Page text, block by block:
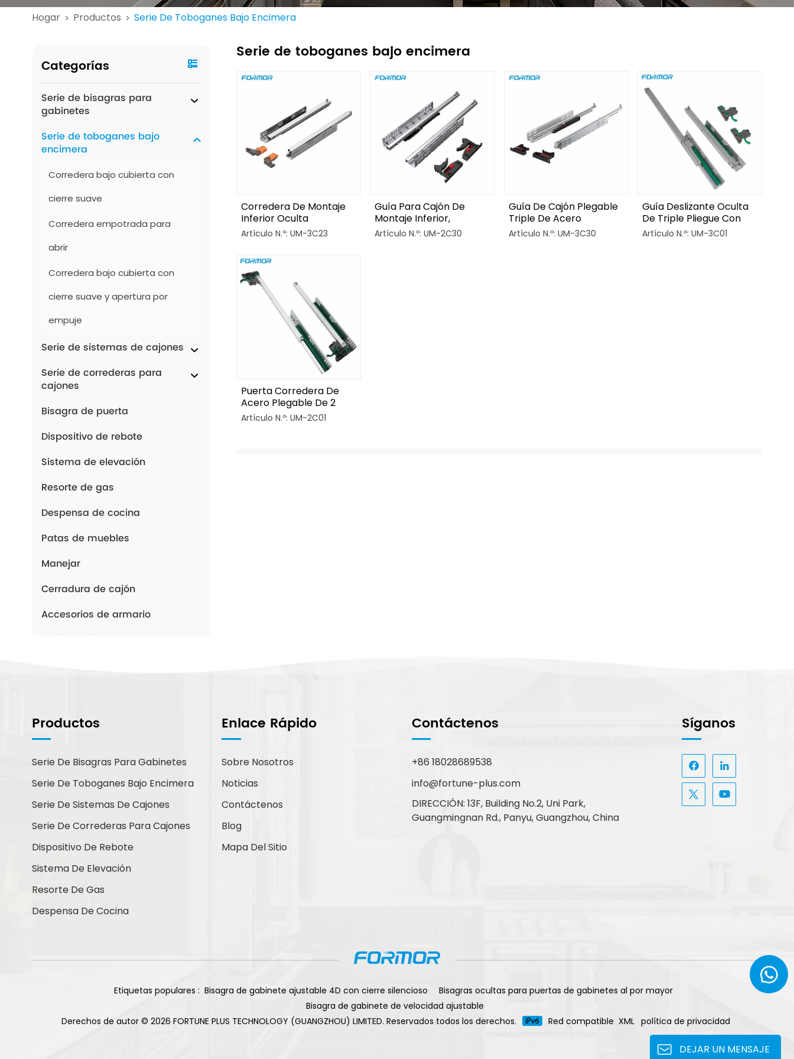
Hogar > Productos > Serie De Toboganes Bajo Encimera
Categorías
Serie de bisagras para
gabinetes
Serie de toboganes bajo
encimera
Corredera bajo cubierta con
cierre suave
Corredera empotrada para
abrir
Corredera bajo cubierta con
cierre suave y apertura por
empuje
Serie de sistemas de cajones
Serie de correderas para
cajones
Bisagra de puerta
Dispositivo de rebote
Sistema de elevación
Resorte de gas
Despensa de cocina
Patas de muebles
Manejar
Cerradura de cajón
Accesorios de armario
Pestillo y bisagra cruzada
Herrajes para puertas
corredizas
Percha de suspensión para
gabinete
Minicorrección
¿Cómo Podemos
Ayudarte?
que le resulte más cómoda.
Nuevos Productos
Serie de toboganes bajo encimera
Corredera De Montaje
Inferior Oculta
Sincronizada De
Artículo N.º: UM-3C23
Guía Para Cajón De
Montaje Inferior,
Plegable En Dos Partes
Artículo N.º: UM-2C30
Guía De Cajón Plegable
Triple De Acero
Galvanizado
Artículo N.º: UM-3C30
Guía Deslizante Oculta
De Triple Pliegue Con
Cierre Suave Para
Artículo N.º: UM-3C01
Puerta Corredera De
Acero Plegable De 2
Pliegues Y Fácil De
Artículo N.º: UM-2C01
Productos
Serie De Bisagras Para Gabinetes
Serie De Toboganes Bajo Encimera
Serie De Sistemas De Cajones
Serie De Correderas Para Cajones
Dispositivo De Rebote
Sistema De Elevación
Resorte De Gas
Despensa De Cocina
Enlace Rápido
Sobre Nosotros
Noticias
Contáctenos
Blog
Mapa Del Sitio
Contáctenos
+86 18028689538
info@fortune-plus.com
DIRECCIÓN: 13F, Building No.2, Uni Park,
Guangmingnan Rd., Panyu, Guangzhou, China
Síganos
Etiquetas populares : Bisagra de gabinete ajustable 4D con cierre silencioso
Bisagras ocultas para puertas de gabinetes al por mayor
Bisagra de gabinete de velocidad ajustable
Derechos de autor © 2026 FORTUNE PLUS TECHNOLOGY (GUANGZHOU) LIMITED. Reservados todos los derechos.
Red compatible XML política de privacidad
DEJAR UN MENSAJE